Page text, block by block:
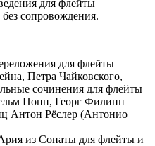
для флейты
сопровождения.
для флейты
Петра Чайковского,
сочинения для флейты
Попп, Георг Филипп
Антон Рёслер (Антонио
из Сонаты для флейты и